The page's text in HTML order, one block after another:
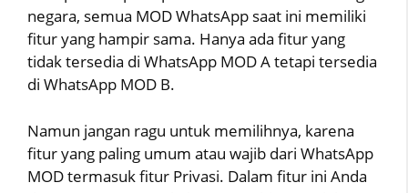
negara, semua MOD WhatsApp saat ini memiliki
fitur yang hampir sama. Hanya ada fitur yang
tidak tersedia di WhatsApp MOD A tetapi tersedia
di WhatsApp MOD B.
Namun jangan ragu untuk memilihnya, karena
fitur yang paling umum atau wajib dari WhatsApp
MOD termasuk fitur Privasi. Dalam fitur ini Anda